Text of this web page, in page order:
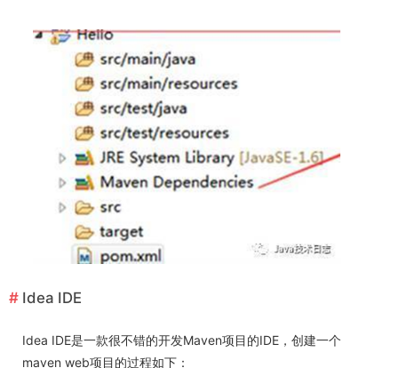
Idea IDE
Idea IDE是一款很不错的开发Maven项目的IDE，创建一个
maven web项目的过程如下：